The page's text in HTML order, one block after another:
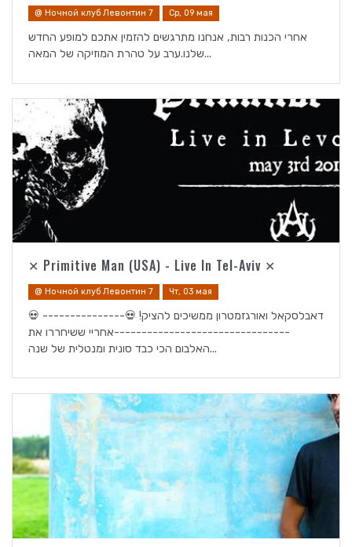
@ Ночной клуб Левонтин 7 Ср, 09 мая
אחרי הכנות רבות, אנחנו מתרגשים להזמין אתכם למופע החדש
שלנו.ערב על טהרת המוזיקה של המאה...
✕ Primitive Man (USA) - Live In Tel-Aviv ✕
@ Ночной клуб Левонтин 7 Чт, 03 мая
💀 דאבלסקאל ואורגזמטרון ממשיכים להציק! 💀---------------
--------------------------------אחריי ששיחררו את
האלבום הכי כבד סונית ומנטלית של שנה...